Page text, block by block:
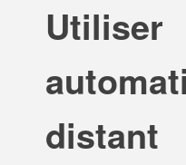
distant